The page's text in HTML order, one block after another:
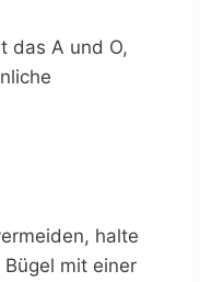
das A und O,
halte
mit einer